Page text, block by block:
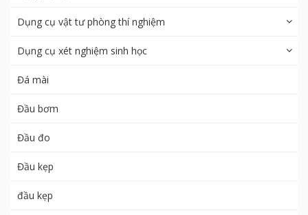
Dụng cụ vật tư phòng thí nghiệm
Dụng cụ xét nghiệm sinh học
Đá mài
Đầu bơm
Đầu đo
Đầu kẹp
đầu kẹp